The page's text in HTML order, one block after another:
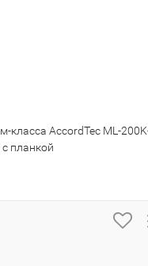
класса AccordTec ML-
планкой